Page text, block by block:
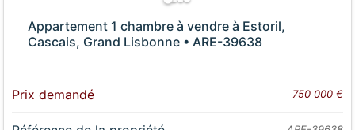
Appartement 1 chambre à vendre à Estoril,
Cascais, Grand Lisbonne • ARE-39638
Prix demandé 750 000 €